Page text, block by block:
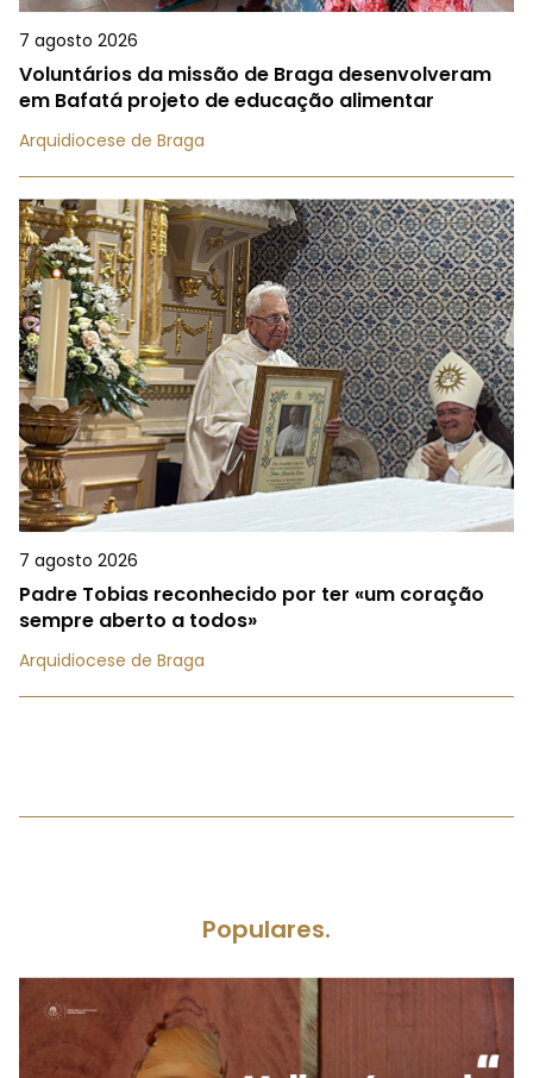
7 agosto 2026
Voluntários da missão de Braga desenvolveram
em Bafatá projeto de educação alimentar
Arquidiocese de Braga
7 agosto 2026
Padre Tobias reconhecido por ter «um coração
sempre aberto a todos»
Arquidiocese de Braga
Populares.